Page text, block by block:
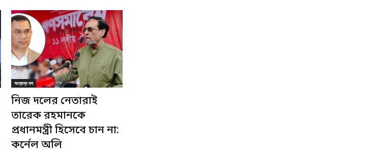
অন্যান্য দল
নিজ দলের নেতারাই
তারেক রহমানকে
প্রধানমন্ত্রী হিসেবে চান না:
কর্নেল অলি